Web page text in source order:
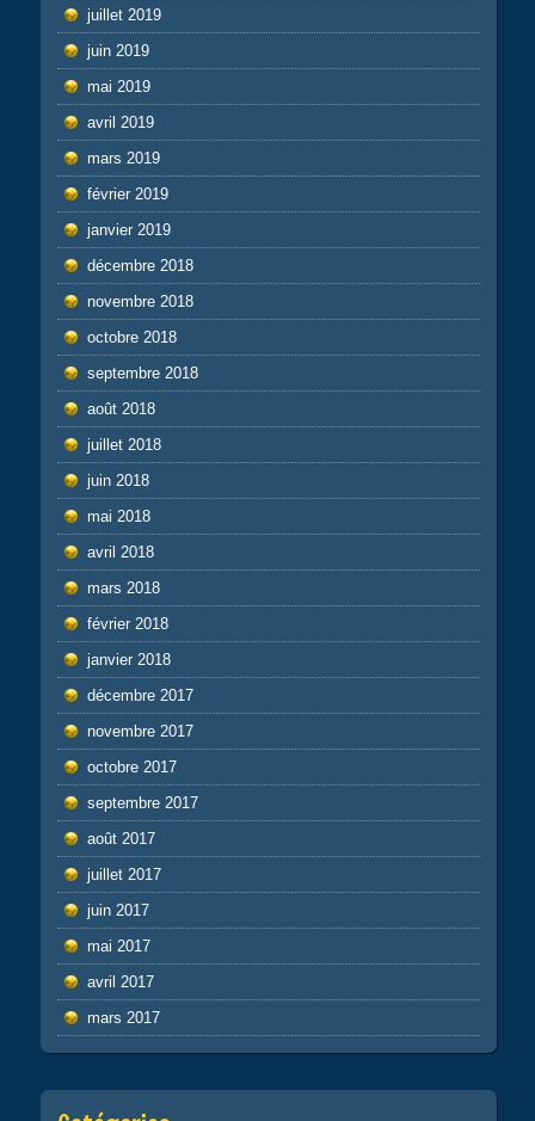
juillet 2019
juin 2019
mai 2019
avril 2019
mars 2019
février 2019
janvier 2019
décembre 2018
novembre 2018
octobre 2018
septembre 2018
août 2018
juillet 2018
juin 2018
mai 2018
avril 2018
mars 2018
février 2018
janvier 2018
décembre 2017
novembre 2017
octobre 2017
septembre 2017
août 2017
juillet 2017
juin 2017
mai 2017
avril 2017
mars 2017